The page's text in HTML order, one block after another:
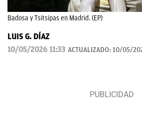
Badosa y Tsitsipas en Madrid. (EP)
LUIS G. DÍAZ
10/05/2026 11:33 ACTUALIZADO: 10/05/